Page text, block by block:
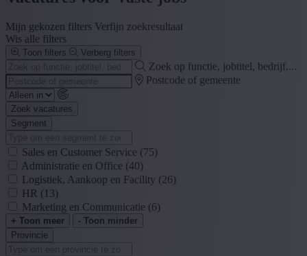
Mijn gekozen filters Verfijn zoekresultaat
Wis alle filters
Toon filters Verberg filters
Zoek op functie, jobtitel, bedrijf,...
Postcode of gemeente
Zoek vacatures
Segment
Sales en Customer Service (75)
Administratie en Office (40)
Logistiek, Aankoop en Facility (26)
HR (13)
Marketing en Communicatie (6)
+ Toon meer
- Toon minder
Provincie